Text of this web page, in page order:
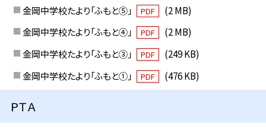
金岡中学校たより「ふもと⑤」
PDF
(2 MB)
金岡中学校たより「ふもと④」
PDF
(2 MB)
金岡中学校たより「ふもと③」
PDF
(249 KB)
金岡中学校たより「ふもと①」
PDF (476 KB)
ＰＴＡ